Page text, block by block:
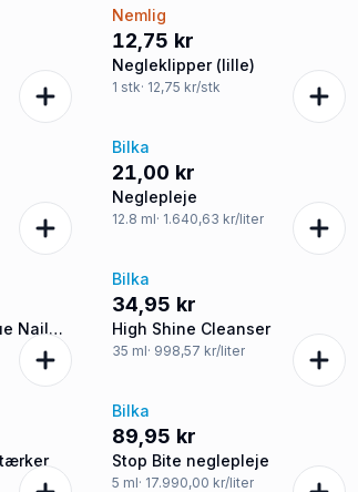
Nemlig
12,75 kr
Negleklipper (lille)
1 stk· 12,75 kr/stk
Bilka
21,00 kr
Neglepleje
12.8 ml· 1.640,63 kr/liter
Nail
Bilka
34,95 kr
High Shine Cleanser
35 ml· 998,57 kr/liter
Bilka
89,95 kr
Stop Bite neglepleje
5 ml· 17.990,00 kr/liter